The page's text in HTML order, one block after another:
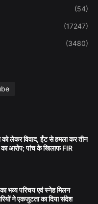
(54)
(17247)
(3480)
लेकर विवाद, ईंट से हमला कर तीन
का आरोप; पांच के खिलाफ FIR
भव्य परिचय एवं स्नेह मिलन
ने एकजुटता का दिया संदेश